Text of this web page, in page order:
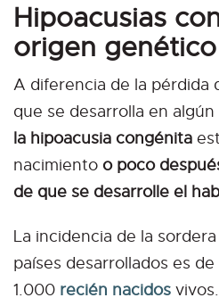
Hipoacusias
origen genético
A diferencia de la pérdida
que se desarrolla en
la hipoacusia congénita
nacimiento o poco
de que se desarrolle el
La incidencia de la
países desarrollados es
1.000 recién nacidos